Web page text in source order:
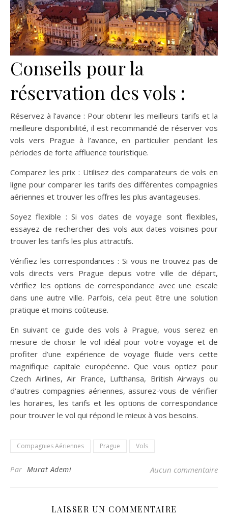
Conseils pour la
réservation des vols :
Réservez à l’avance : Pour obtenir les meilleurs tarifs et la
meilleure disponibilité, il est recommandé de réserver vos
vols vers Prague à l’avance, en particulier pendant les
périodes de forte affluence touristique.
Comparez les prix : Utilisez des comparateurs de vols en
ligne pour comparer les tarifs des différentes compagnies
aériennes et trouver les offres les plus avantageuses.
Soyez flexible : Si vos dates de voyage sont flexibles,
essayez de rechercher des vols aux dates voisines pour
trouver les tarifs les plus attractifs.
Vérifiez les correspondances : Si vous ne trouvez pas de
vols directs vers Prague depuis votre ville de départ,
vérifiez les options de correspondance avec une escale
dans une autre ville. Parfois, cela peut être une solution
pratique et moins coûteuse.
En suivant ce guide des vols à Prague, vous serez en
mesure de choisir le vol idéal pour votre voyage et de
profiter d’une expérience de voyage fluide vers cette
magnifique capitale européenne. Que vous optiez pour
Czech Airlines, Air France, Lufthansa, British Airways ou
d’autres compagnies aériennes, assurez-vous de vérifier
les horaires, les tarifs et les options de correspondance
pour trouver le vol qui répond le mieux à vos besoins.
Compagnies Aériennes Prague Vols
Par Murat Ademi Aucun commentaire
LAISSER UN COMMENTAIRE